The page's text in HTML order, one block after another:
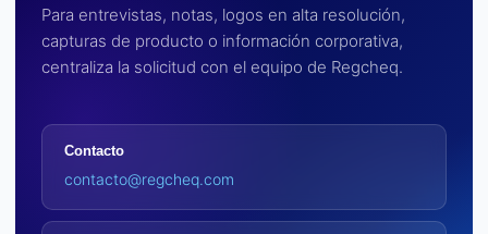
Para entrevistas, notas, logos en alta resolución,
capturas de producto o información corporativa,
centraliza la solicitud con el equipo de Regcheq.
Contacto
contacto@regcheq.com